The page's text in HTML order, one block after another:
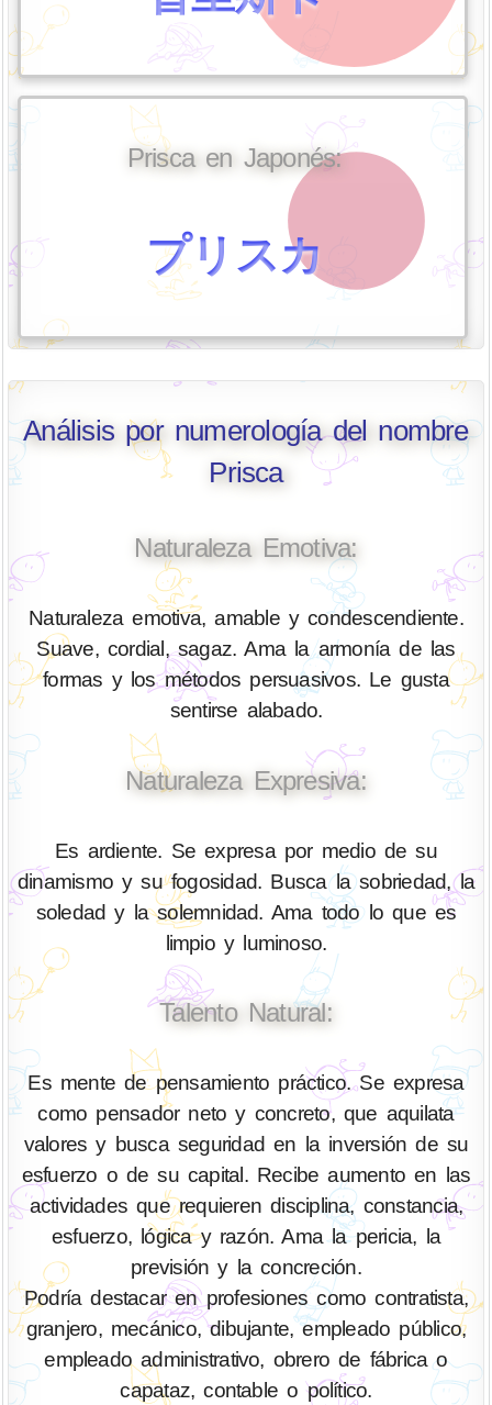
Prisca en Japonés:
プリスカ
Análisis por numerología del nombre
Prisca
Naturaleza Emotiva:
Naturaleza emotiva, amable y condescendiente.
Suave, cordial, sagaz. Ama la armonía de las
formas y los métodos persuasivos. Le gusta
sentirse alabado.
Naturaleza Expresiva:
Es ardiente. Se expresa por medio de su
dinamismo y su fogosidad. Busca la sobriedad, la
soledad y la solemnidad. Ama todo lo que es
limpio y luminoso.
Talento Natural:
Es mente de pensamiento práctico. Se expresa
como pensador neto y concreto, que aquilata
valores y busca seguridad en la inversión de su
esfuerzo o de su capital. Recibe aumento en las
actividades que requieren disciplina, constancia,
esfuerzo, lógica y razón. Ama la pericia, la
previsión y la concreción.
Podría destacar en profesiones como contratista,
granjero, mecánico, dibujante, empleado público,
empleado administrativo, obrero de fábrica o
capataz, contable o político.